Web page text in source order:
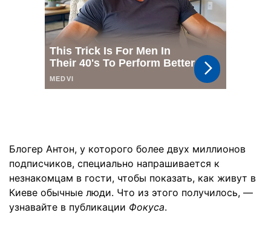
Блогер Антон, у которого более двух миллионов
подписчиков, специально напрашивается к
незнакомцам в гости, чтобы показать, как живут в
Киеве обычные люди. Что из этого получилось, —
узнавайте в публикации Фокуса.